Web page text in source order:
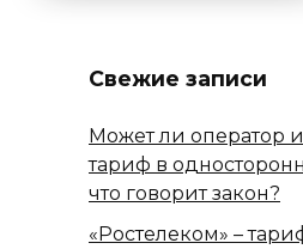
Свежие записи
Может ли оператор
тариф в
что говорит закон?
«Ростелеком» –